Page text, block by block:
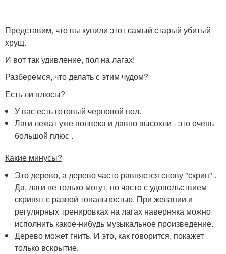
Представим, что вы купили этот самый старый убитый
хрущ.
И вот так удивление, пол на лагах!
Разберемся, что делать с этим чудом?
Есть ли плюсы?
У вас есть готовый черновой пол.
Лаги лежат уже полвека и давно высохли - это очень
большой плюс .
Какие минусы?
Это дерево, а дерево часто равняется слову "скрип" .
Да, лаги не только могут, но часто с удовольствием
скрипят с разной тональностью. При желании и
регулярных тренировках на лагах наверняка можно
исполнить какое-нибудь музыкальное произведение.
Дерево может гнить. И это, как говорится, покажет
только вскрытие.